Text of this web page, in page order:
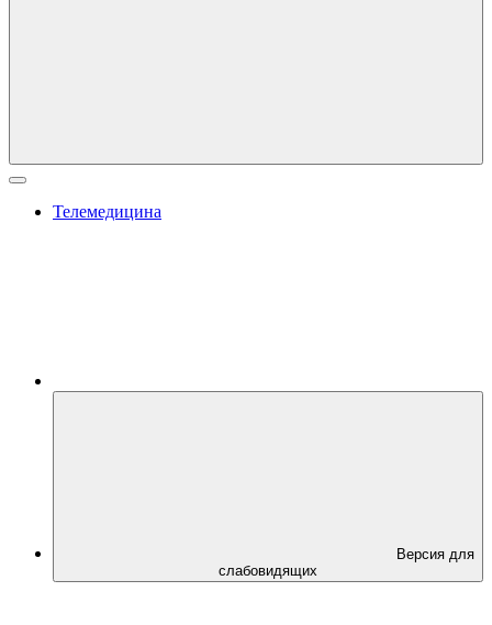
Телемедицина
Версия для
слабовидящих